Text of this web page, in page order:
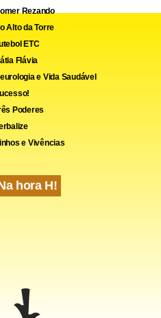
Rezando
Alto da Torre
ETC
Flávia
e Vida Saudável
Poderes
e Vivências
hora H!